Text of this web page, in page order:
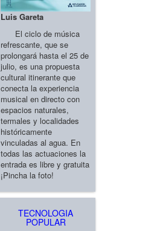
Luis Gareta
El ciclo de música
refrescante, que se
prolongará hasta el 25 de
julio, es una propuesta
cultural itinerante que
conecta la experiencia
musical en directo con
espacios naturales,
termales y localidades
históricamente
vinculadas al agua. En
todas las actuaciones la
entrada es libre y gratuita
¡Pincha la foto!
TECNOLOGIA
POPULAR